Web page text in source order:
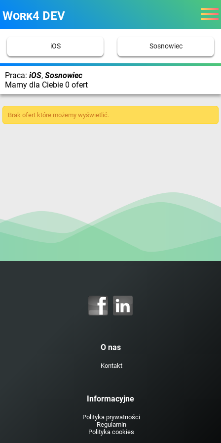
Work4 DEV
iOS Sosnowiec
Praca: iOS, Sosnowiec
Mamy dla Ciebie 0 ofert
Brak ofert które możemy wyświetlić.
O nas
Kontakt
Informacyjne
Polityka prywatności
Regulamin
Polityka cookies